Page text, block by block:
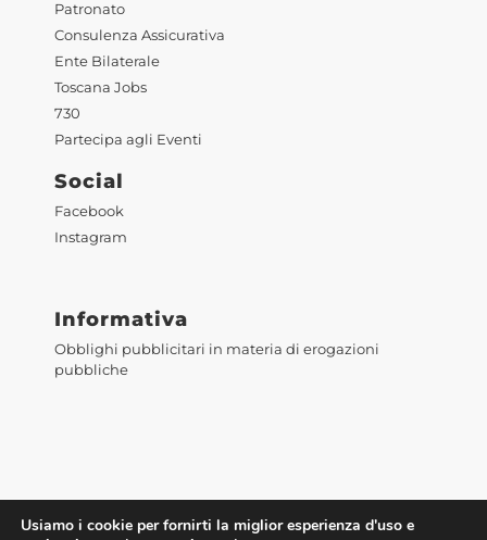
Patronato
Consulenza Assicurativa
Ente Bilaterale
Toscana Jobs
730
Partecipa agli Eventi
Social
Facebook
Instagram
Informativa
Obblighi pubblicitari in materia di erogazioni
pubbliche
Usiamo i cookie per fornirti la miglior esperienza d'uso e